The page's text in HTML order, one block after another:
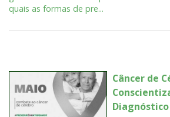
quais as formas de pre...
Câncer de
Diagnóstico